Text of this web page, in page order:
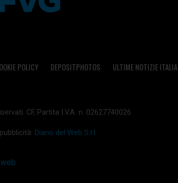
POLICY DEPOSITPHOTOS ULTIME NOTIZIE ITALIA
CF, Partita I.V.A. n. 02627740026
Diario del Web S.r.l.